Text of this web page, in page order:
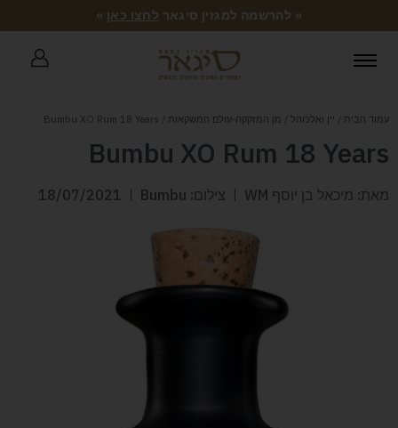
« להרשמה למגזין סיגאר לחצו כאן »
עמוד הבית / יין ואלכוהל / מן המזקקה-עולם המשקאות / Bumbu XO Rum 18 Years
Bumbu XO Rum 18 Years
מאת: מיכאל בן יוסף WM צילום: Bumbu 18/07/2021